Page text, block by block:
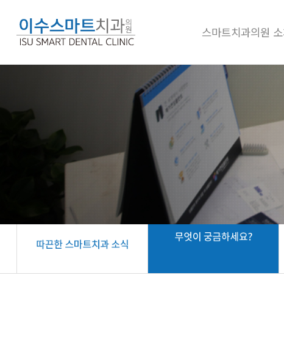
스마트치과의원